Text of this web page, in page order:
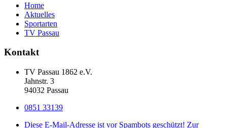
Home
Aktuelles
Sportarten
TV Passau
Kontakt
TV Passau 1862 e.V.
Jahnstr. 3
94032 Passau
0851 33139
Diese E-Mail-Adresse ist vor Spambots geschützt! Zur